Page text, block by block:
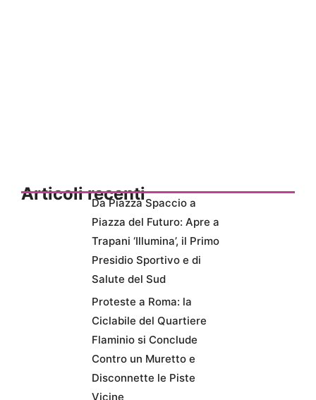
Articoli recentiDa Piazza Spaccio a
Piazza del Futuro: Apre a
Trapani ‘Illumina’, il Primo
Presidio Sportivo e di
Salute del Sud
Proteste a Roma: la
Ciclabile del Quartiere
Flaminio si Conclude
Contro un Muretto e
Disconnette le Piste
Vicine